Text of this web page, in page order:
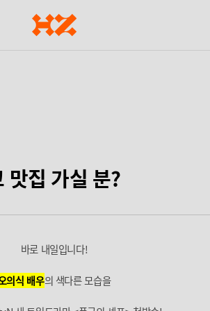
집 가실 분?
바로 내일입니다!
의식 배우의 색다른 모습을